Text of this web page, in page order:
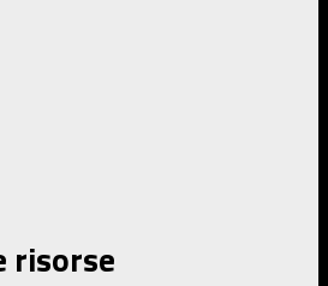
risorse